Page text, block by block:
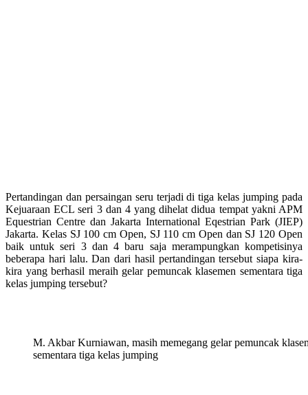
Pertandingan dan persaingan seru terjadi di tiga kelas jumping pada
Kejuaraan ECL seri 3 dan 4 yang dihelat didua tempat yakni APM
Equestrian Centre dan Jakarta International Eqestrian Park (JIEP)
Jakarta. Kelas SJ 100 cm Open, SJ 110 cm Open dan SJ 120 Open
baik untuk seri 3 dan 4 baru saja merampungkan kompetisinya
beberapa hari lalu. Dan dari hasil pertandingan tersebut siapa kira-
kira yang berhasil meraih gelar pemuncak klasemen sementara tiga
kelas jumping tersebut?
M. Akbar Kurniawan, masih memegang gelar pemuncak
sementara tiga kelas jumping